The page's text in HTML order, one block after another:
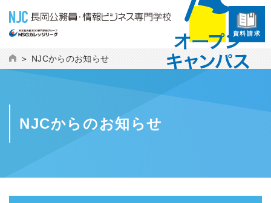
資料請求
NJCからのお知らせ
NJCからのお知らせ